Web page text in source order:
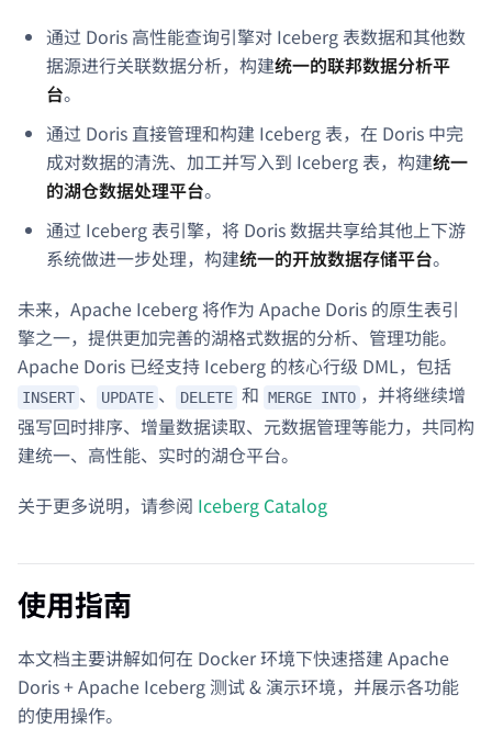
通过 Doris 高性能查询引擎对 Iceberg 表数据和其他数
据源进行关联数据分析，构建统一的联邦数据分析平
台。
通过 Doris 直接管理和构建 Iceberg 表，在 Doris 中完
成对数据的清洗、加工并写入到 Iceberg 表，构建统一
的湖仓数据处理平台。
通过 Iceberg 表引擎，将 Doris 数据共享给其他上下游
系统做进一步处理，构建统一的开放数据存储平台。
未来，Apache Iceberg 将作为 Apache Doris 的原生表引
擎之一，提供更加完善的湖格式数据的分析、管理功能。
Apache Doris 已经支持 Iceberg 的核心行级 DML，包括
INSERT 、 UPDATE 、 DELETE 和 MERGE INTO ，并将继续增
强写回时排序、增量数据读取、元数据管理等能力，共同构
建统一、高性能、实时的湖仓平台。
关于更多说明，请参阅 Iceberg Catalog
使用指南
本文档主要讲解如何在 Docker 环境下快速搭建 Apache
Doris + Apache Iceberg 测试 & 演示环境，并展示各功能
的使用操作。